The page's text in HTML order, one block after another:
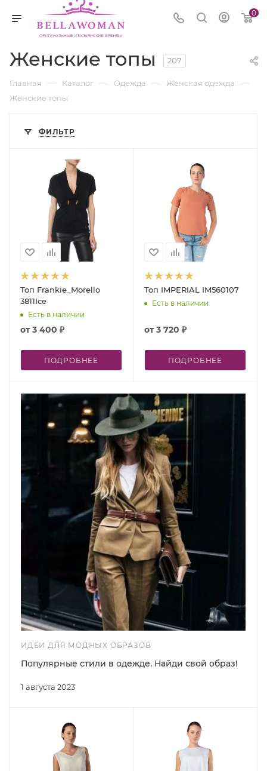
0
Женские топы 207
Главная — Каталог — Одежда — Женская одежда —
Женские топы
ФИЛЬТР
Топ Frankie_Morello
3811Ice
Есть в наличии
от3 400 ₽
ПОДРОБНЕЕ
Топ IMPERIAL IM560107
Есть в наличии
от3 720 ₽
ПОДРОБНЕЕ
ИДЕИ ДЛЯ МОДНЫХ ОБРАЗОВ
1 августа 2023
Популярные стили в одежде. Найди свой образ!